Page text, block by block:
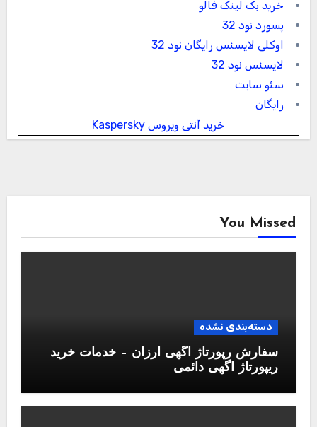
خرید بک لینک فالو
پسورد نود 32
اوکلی لایسنس رایگان نود 32
لایسنس نود 32
سئو سایت
رایگان
خرید آنتی ویروس Kaspersky
You Missed
دسته‌بندی نشده
سفارش رپورتاژ آگهی ارزان – خدمات خرید
ریپورتاژ اگهی دائمی